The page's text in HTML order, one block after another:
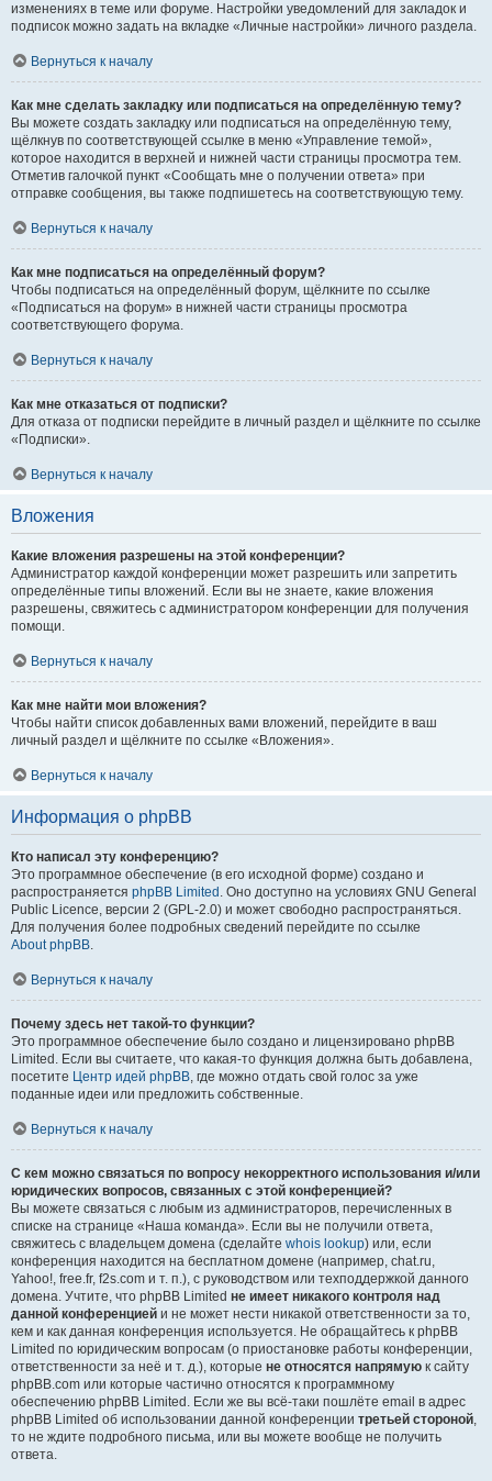
изменениях в теме или форуме. Настройки уведомлений для закладок и
подписок можно задать на вкладке «Личные настройки» личного раздела.
Вернуться к началу
Как мне сделать закладку или подписаться на определённую тему?
Вы можете создать закладку или подписаться на определённую тему,
щёлкнув по соответствующей ссылке в меню «Управление темой»,
которое находится в верхней и нижней части страницы просмотра тем.
Отметив галочкой пункт «Сообщать мне о получении ответа» при
отправке сообщения, вы также подпишетесь на соответствующую тему.
Вернуться к началу
Как мне подписаться на определённый форум?
Чтобы подписаться на определённый форум, щёлкните по ссылке
«Подписаться на форум» в нижней части страницы просмотра
соответствующего форума.
Вернуться к началу
Как мне отказаться от подписки?
Для отказа от подписки перейдите в личный раздел и щёлкните по ссылке
«Подписки».
Вернуться к началу
Вложения
Какие вложения разрешены на этой конференции?
Администратор каждой конференции может разрешить или запретить
определённые типы вложений. Если вы не знаете, какие вложения
разрешены, свяжитесь с администратором конференции для получения
помощи.
Вернуться к началу
Как мне найти мои вложения?
Чтобы найти список добавленных вами вложений, перейдите в ваш
личный раздел и щёлкните по ссылке «Вложения».
Вернуться к началу
Информация о phpBB
Кто написал эту конференцию?
Это программное обеспечение (в его исходной форме) создано и
распространяется phpBB Limited . Оно доступно на условиях GNU General
Public Licence, версии 2 (GPL-2.0) и может свободно распространяться.
Для получения более подробных сведений перейдите по ссылке
About phpBB.
Вернуться к началу
Почему здесь нет такой-то функции?
Это программное обеспечение было создано и лицензировано phpBB
Limited. Если вы считаете, что какая-то функция должна быть добавлена,
посетите Центр идей phpBB, где можно отдать свой голос за уже
поданные идеи или предложить собственные.
Вернуться к началу
С кем можно связаться по вопросу некорректного использования и/или
юридических вопросов, связанных с этой конференцией?
Вы можете связаться с любым из администраторов, перечисленных в
списке на странице «Наша команда». Если вы не получили ответа,
свяжитесь с владельцем домена (сделайте whois lookup) или, если
конференция находится на бесплатном домене (например, chat.ru,
Yahoo!, free.fr, f2s.com и т. п.), с руководством или техподдержкой данного
домена. Учтите, что phpBB Limited не имеет никакого контроля над
данной конференцией и не может нести никакой ответственности за то,
кем и как данная конференция используется. Не обращайтесь к phpBB
Limited по юридическим вопросам (о приостановке работы конференции,
ответственности за неё и т. д.), которые не относятся напрямую к сайту
phpBB.com или которые частично относятся к программному
обеспечению phpBB Limited. Если же вы всё-таки пошлёте email в адрес
phpBB Limited об использовании данной конференции третьей стороной,
то не ждите подробного письма, или вы можете вообще не получить
ответа.